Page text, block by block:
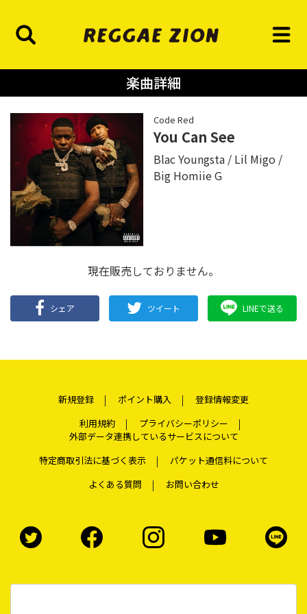
楽曲詳細
Code Red
You Can See
Blac Youngsta
Lil Migo
Big Homiie G
現在販売しておりません。
シェア ツイート LINEで送る
新規登録 ポイント購入
登録情報変更
利用規約
プライバシーポリシー
外部データ連携しているサービスについて
特定商取引法に基づく表示
パケット通信料について
よくある質問
お問い合わせ